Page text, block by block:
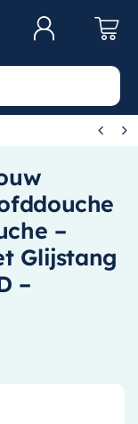
 
–
Glijstang
–